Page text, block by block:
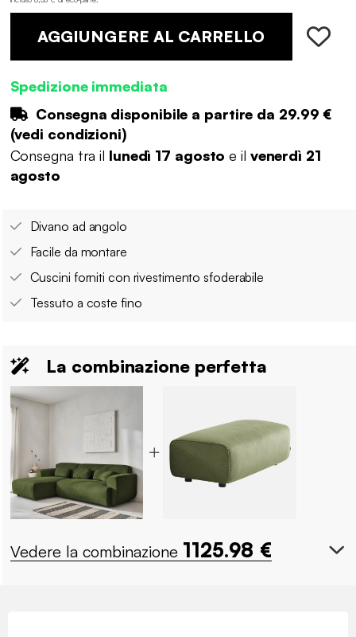
AGGIUNGERE AL CARRELLO
Spedizione immediata
Consegna disponibile a partire da 29.99 €
(vedi condizioni)
Consegna tra il lunedì 17 agosto e il venerdì 21
agosto
Divano ad angolo
Facile da montare
Cuscini forniti con rivestimento sfoderabile
Tessuto a coste fino
La combinazione perfetta
Vedere la combinazione 1125.98 €